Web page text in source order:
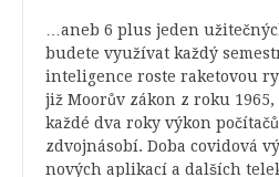
…aneb 6 plus jeden
budete využívat každý
inteligence roste raketovou
již Moorův zákon z roku
každé dva roky výkon
zdvojnásobí. Doba covidová
nových aplikací a dalších